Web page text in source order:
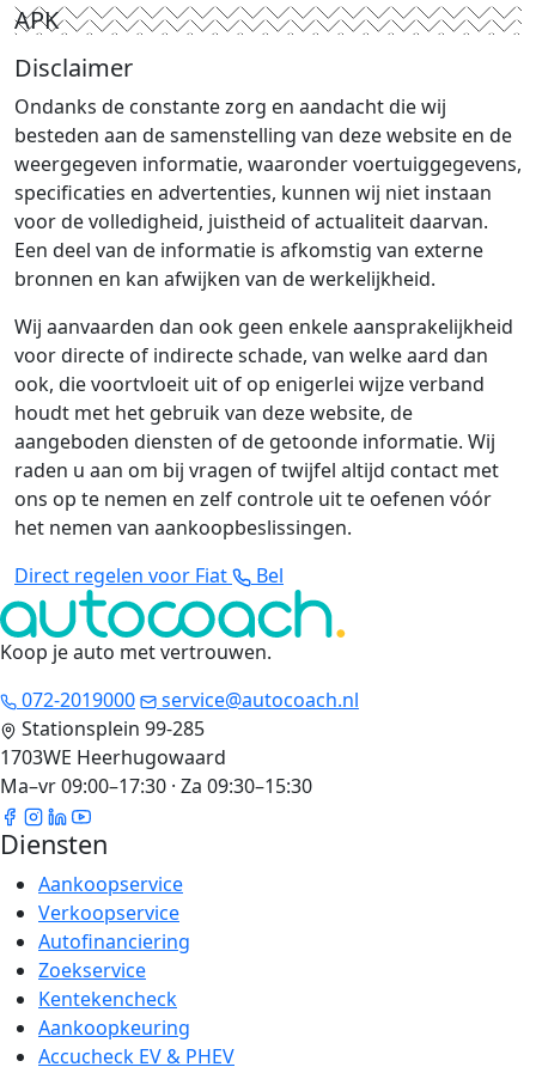
APK
Disclaimer
Ondanks de constante zorg en aandacht die wij
besteden aan de samenstelling van deze website en de
weergegeven informatie, waaronder voertuiggegevens,
specificaties en advertenties, kunnen wij niet instaan
voor de volledigheid, juistheid of actualiteit daarvan.
Een deel van de informatie is afkomstig van externe
bronnen en kan afwijken van de werkelijkheid.
Wij aanvaarden dan ook geen enkele aansprakelijkheid
voor directe of indirecte schade, van welke aard dan
ook, die voortvloeit uit of op enigerlei wijze verband
houdt met het gebruik van deze website, de
aangeboden diensten of de getoonde informatie. Wij
raden u aan om bij vragen of twijfel altijd contact met
ons op te nemen en zelf controle uit te oefenen vóór
het nemen van aankoopbeslissingen.
Direct regelen voor Fiat
Bel
Koop je auto met vertrouwen.
072-2019000
service@autocoach.nl
Stationsplein 99-285
1703WE Heerhugowaard
Ma–vr 09:00–17:30 · Za 09:30–15:30
Diensten
Aankoopservice
Verkoopservice
Autofinanciering
Zoekservice
Kentekencheck
Aankoopkeuring
Accucheck EV & PHEV